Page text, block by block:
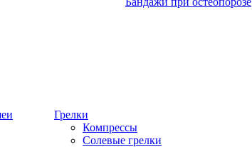
Грелки
Компрессы
Солевые грелки